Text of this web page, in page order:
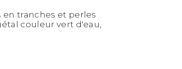
tranches et perles
couleur vert d'eau,